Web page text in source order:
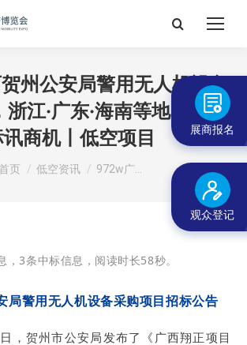
搜
州公安局警用无人机设备
江·广东·海南等地的最新
商机丨低空项目
在这里：
页 低空资讯 972w广…
，3条中标信息，阅读时长58秒。
局警用无人机设备采购项目招标公告
，贺州市公安局 发布了《广西翔正项目
展商报名
观众登记